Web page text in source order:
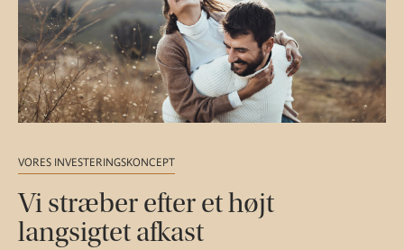
VORES INVESTERINGSKONCEPT
Vi stræber efter et højt
langsigtet afkast